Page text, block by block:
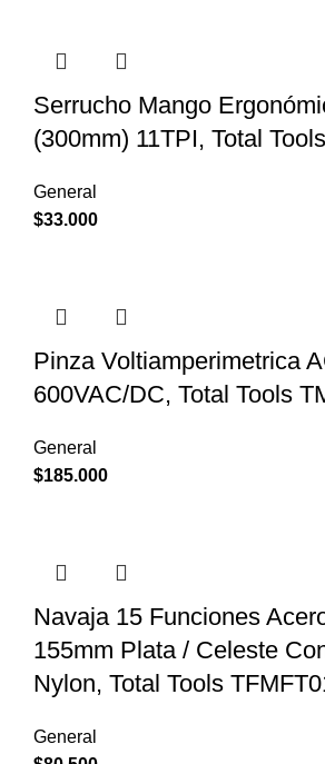
Serrucho Mango
(300mm) 11TPI, Total
General
$33.000
Pinza Voltiamperimetrica
600VAC/DC, Total Tools
General
$185.000
Navaja 15 Funciones
155mm Plata / Celeste
Nylon, Total Tools
General